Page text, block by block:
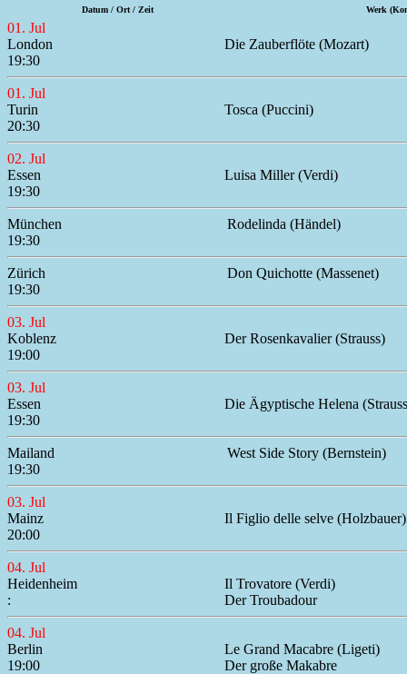
Datum / Ort / Zeit Werk
01. Jul
London
Die Zauberflöte (Mozart)
19:30
01. Jul
Turin
Tosca (Puccini)
20:30
02. Jul
Essen
Luisa Miller (Verdi)
19:30
München
Rodelinda (Händel)
19:30
Zürich
Don Quichotte (Massenet)
19:30
03. Jul
Koblenz
Der Rosenkavalier (Strauss)
19:00
03. Jul
Essen
Die Ägyptische Helena
19:30
Mailand
West Side Story (Bernstein)
19:30
03. Jul
Mainz
Il Figlio delle selve (Holzbauer)
20:00
04. Jul
Heidenheim
Il Trovatore (Verdi)
:
Der Troubadour
04. Jul
Berlin
Le Grand Macabre (Ligeti)
19:00
Der große Makabre